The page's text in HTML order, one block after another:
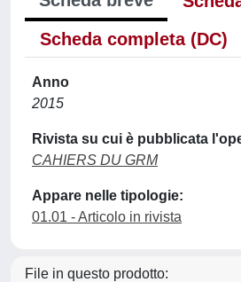
Scheda completa (DC)
Anno
2015
Rivista su cui è pubblicata
CAHIERS DU GRM
Appare nelle tipologie:
01.01 - Articolo in rivista
File in questo prodotto: